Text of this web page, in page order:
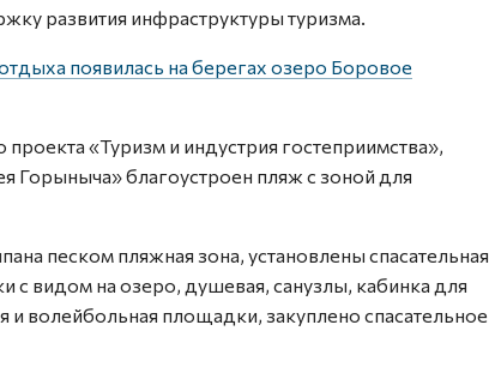
развития инфраструктуры туризма.
появилась на берегах озеро Боровое
«Туризм и индустрия гостеприимства»,
Горыныча» благоустроен пляж с зоной для
песком пляжная зона, установлены спасательная
с видом на озеро, душевая, санузлы, кабинка для
волейбольная площадки, закуплено спасательное